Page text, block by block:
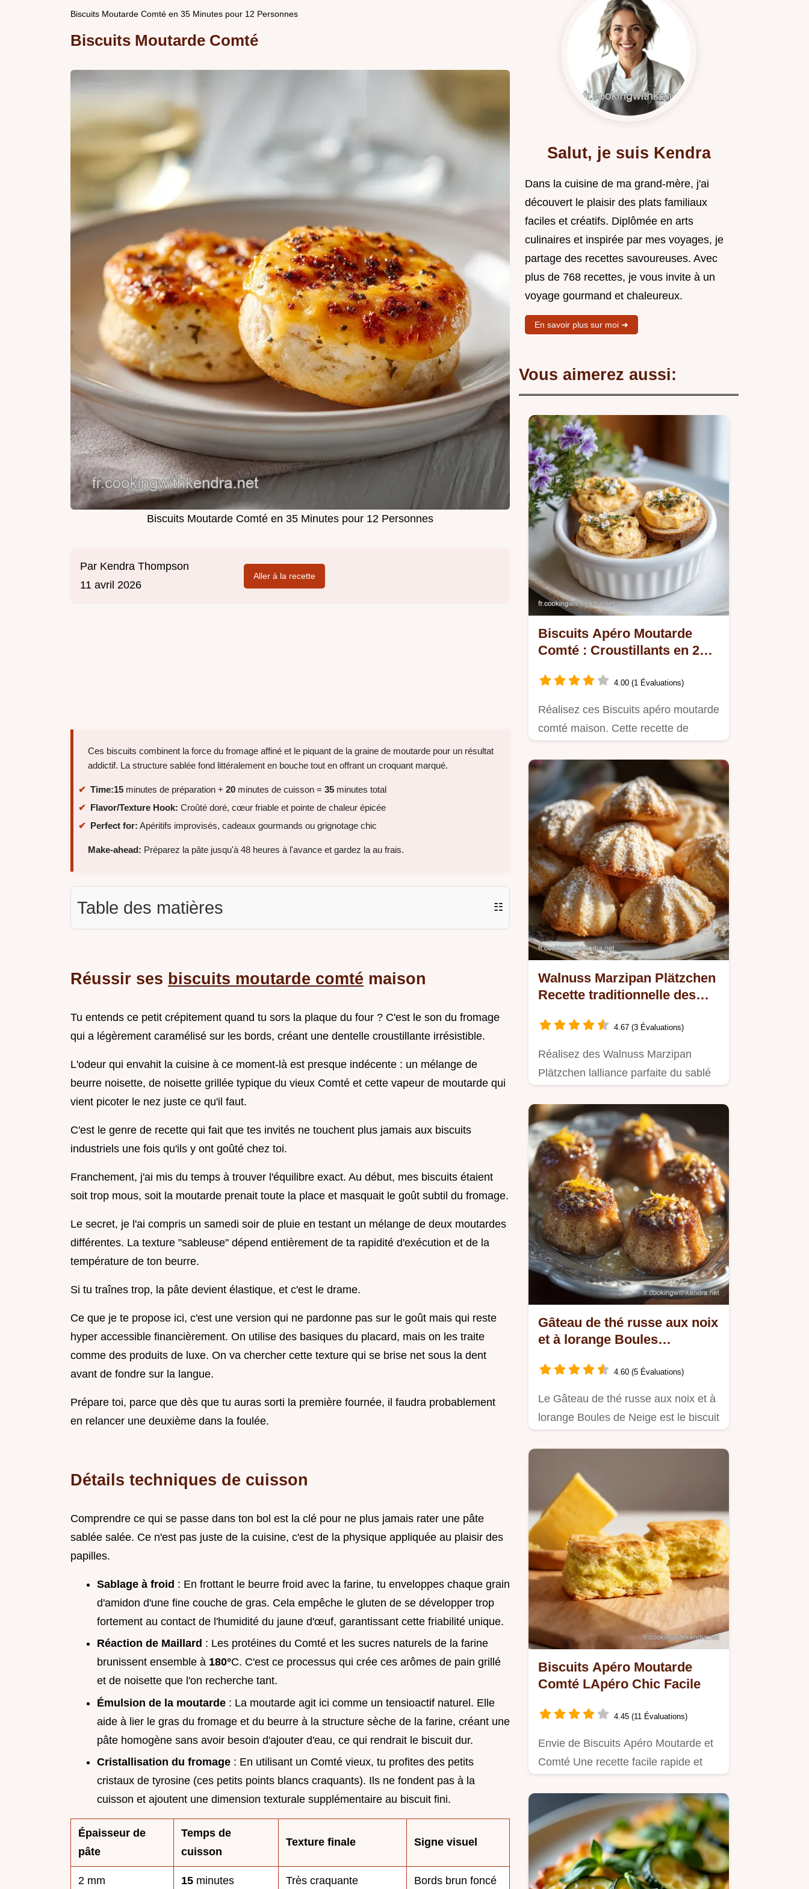
Biscuits Moutarde Comté en 35 Minutes pour 12 Personnes
Biscuits Moutarde Comté
Biscuits Moutarde Comté en 35 Minutes pour 12 Personnes
Par Kendra Thompson
11 avril 2026
Aller à la recette
Ces biscuits combinent la force du fromage affiné et le piquant de la graine de moutarde pour un résultat
addictif. La structure sablée fond littéralement en bouche tout en offrant un croquant marqué.
Time:15 minutes de préparation + 20 minutes de cuisson = 35 minutes total
Flavor/Texture Hook: Croûté doré, cœur friable et pointe de chaleur épicée
Perfect for: Apéritifs improvisés, cadeaux gourmands ou grignotage chic
Make-ahead: Préparez la pâte jusqu'à 48 heures à l'avance et gardez la au frais.
Table des matières ☷
Réussir ses biscuits moutarde comté maison
Tu entends ce petit crépitement quand tu sors la plaque du four ? C'est le son du fromage
qui a légèrement caramélisé sur les bords, créant une dentelle croustillante irrésistible.
L'odeur qui envahit la cuisine à ce moment-là est presque indécente : un mélange de
beurre noisette, de noisette grillée typique du vieux Comté et cette vapeur de moutarde qui
vient picoter le nez juste ce qu'il faut.
C'est le genre de recette qui fait que tes invités ne touchent plus jamais aux biscuits
industriels une fois qu'ils y ont goûté chez toi.
Franchement, j'ai mis du temps à trouver l'équilibre exact. Au début, mes biscuits étaient
soit trop mous, soit la moutarde prenait toute la place et masquait le goût subtil du fromage.
Le secret, je l'ai compris un samedi soir de pluie en testant un mélange de deux moutardes
différentes. La texture "sableuse" dépend entièrement de ta rapidité d'exécution et de la
température de ton beurre.
Si tu traînes trop, la pâte devient élastique, et c'est le drame.
Ce que je te propose ici, c'est une version qui ne pardonne pas sur le goût mais qui reste
hyper accessible financièrement. On utilise des basiques du placard, mais on les traite
comme des produits de luxe. On va chercher cette texture qui se brise net sous la dent
avant de fondre sur la langue.
Prépare toi, parce que dès que tu auras sorti la première fournée, il faudra probablement
en relancer une deuxième dans la foulée.
Détails techniques de cuisson
Comprendre ce qui se passe dans ton bol est la clé pour ne plus jamais rater une pâte
sablée salée. Ce n'est pas juste de la cuisine, c'est de la physique appliquée au plaisir des
papilles.
Sablage à froid : En frottant le beurre froid avec la farine, tu enveloppes chaque grain
d'amidon d'une fine couche de gras. Cela empêche le gluten de se développer trop
fortement au contact de l'humidité du jaune d'œuf, garantissant cette friabilité unique.
Réaction de Maillard : Les protéines du Comté et les sucres naturels de la farine
brunissent ensemble à 180°C. C'est ce processus qui crée ces arômes de pain grillé
et de noisette que l'on recherche tant.
Émulsion de la moutarde : La moutarde agit ici comme un tensioactif naturel. Elle
aide à lier le gras du fromage et du beurre à la structure sèche de la farine, créant une
pâte homogène sans avoir besoin d'ajouter d'eau, ce qui rendrait le biscuit dur.
Cristallisation du fromage : En utilisant un Comté vieux, tu profites des petits
cristaux de tyrosine (ces petits points blancs craquants). Ils ne fondent pas à la
cuisson et ajoutent une dimension texturale supplémentaire au biscuit fini.
Épaisseur de
pâte
Temps de
cuisson
Texture finale Signe visuel
2 mm 15 minutes Très craquante Bords brun foncé
Salut, je suis Kendra
Dans la cuisine de ma grand-mère, j'ai
découvert le plaisir des plats familiaux
faciles et créatifs. Diplômée en arts
culinaires et inspirée par mes voyages, je
partage des recettes savoureuses. Avec
plus de 768 recettes, je vous invite à un
voyage gourmand et chaleureux.
En savoir plus sur moi ➜
Vous aimerez aussi:
Biscuits Apéro Moutarde
Comté : Croustillants en 22
4.00 (1 Évaluations)
Réalisez ces Biscuits apéro moutarde
comté maison. Cette recette de
Walnuss Marzipan Plätzchen
Recette traditionnelle des
4.67 (3 Évaluations)
Réalisez des Walnuss Marzipan
Plätzchen lalliance parfaite du sablé
Gâteau de thé russe aux noix
et à lorange Boules
4.60 (5 Évaluations)
Le Gâteau de thé russe aux noix et à
lorange Boules de Neige est le biscuit
Biscuits Apéro Moutarde
Comté LApéro Chic Facile
4.45 (11 Évaluations)
Envie de Biscuits Apéro Moutarde et
Comté Une recette facile rapide et